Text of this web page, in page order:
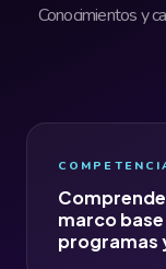
Conocimientos y
marco
programas